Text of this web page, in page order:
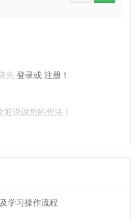
先 登录或 注册！
说说您的想法！
学习操作流程